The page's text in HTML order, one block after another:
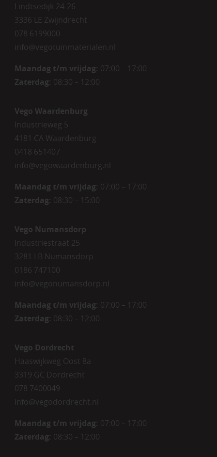
Lindtsedijk 24-26
3336 LE Zwijndrecht
078 6199000
info@vegotuinmaterialen.nl
Maandag t/m vrijdag: 07:00 – 17:00
Zaterdag: 08:30 – 12:00
Vego Waardenburg
Industrieweg 5
4181 CA Waardenburg
0418 651407
info@vegowaardenburg.nl
Maandag t/m vrijdag: 07:00 – 17:00
Zaterdag: 08:30 – 15:00
Vego Numansdorp
Industriestraat 25
3281 LB Numansdorp
0186 747100
info@vegonumansdorp.nl
Maandag t/m vrijdag: 07:00 – 17:00
Zaterdag: 08:30 – 12:00
Vego Dordrecht
Haaswijkweg Oost 8a
3319 GC Dordrecht
078 7400049
info@vegodordrecht.nl
Maandag t/m vrijdag: 07:00 – 17:00
Zaterdag: 08:30 – 12:00